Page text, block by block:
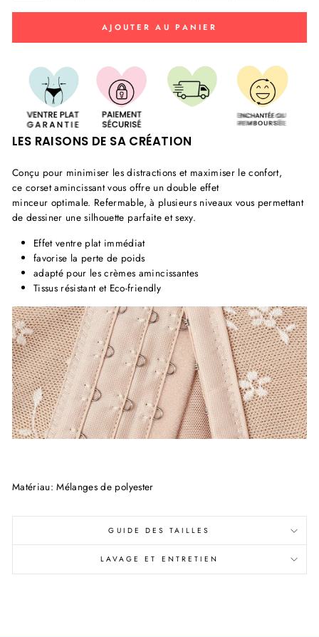
AJOUTER AU PANIER
LES RAISONS DE SA CRÉATION
Conçu pour minimiser les distractions et maximiser le confort,
ce corset amincissant vous offre un double effet
minceur optimale. Refermable, à plusieurs niveaux vous permettant
de dessiner une silhouette parfaite et sexy.
Effet ventre plat immédiat
favorise la perte de poids
adapté pour les crèmes amincissantes
Tissus résistant et Eco-friendly
Matériau:Mélanges de polyester
GUIDE DES TAILLES
LAVAGE ET ENTRETIEN